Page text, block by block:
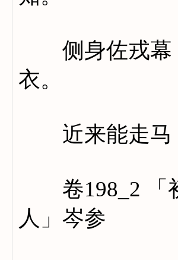
侧身佐戎幕
衣。
近来能走马
卷198_2 「
人」岑参